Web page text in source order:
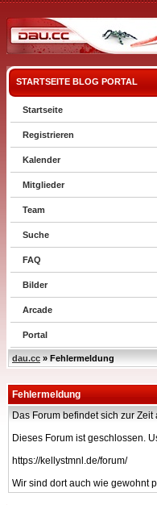
STARTSEITE BLOG PORTAL
Startseite
Registrieren
Kalender
Mitglieder
Team
Suche
FAQ
Bilder
Arcade
Portal
dau.cc » Fehlermeldung
Fehlermeldung
Das Forum befindet sich zur
Dieses Forum ist geschlossen.
https://kellystmnl.de/forum/
Wir sind dort auch wie gewohnt